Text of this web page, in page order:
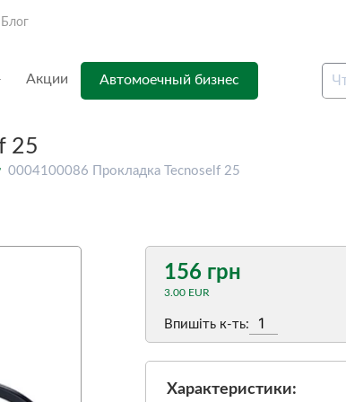
Блог
Акции Автомоечный бизнес
25
0004100086 Прокладка Tecnoself 25
156 грн
3.00 EUR
Впишіть к-ть:
Характеристики: